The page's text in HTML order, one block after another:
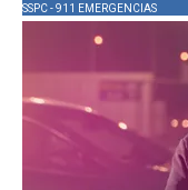
SSPC - 911 EMERGENCIAS